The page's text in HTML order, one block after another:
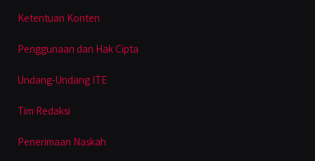
Ketentuan Konten
Penggunaan dan Hak Cipta
Undang-Undang ITE
Tim Redaksi
Penerimaan Naskah